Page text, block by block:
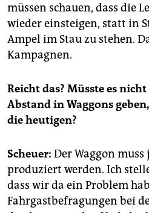
müssen schauen, dass die
wieder einsteigen, statt in
Ampel im Stau zu stehen.
Kampagnen.
Reicht das? Müsste es
Abstand in Waggons
die heutigen?
Scheuer: Der Waggon
produziert werden. Ich
dass wir da ein Problem
Fahrgastbefragungen bei